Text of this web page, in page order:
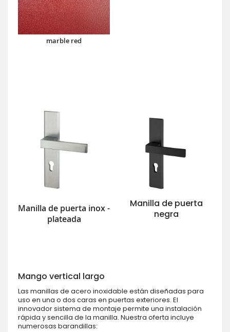
marble red
Manilla de puerta inox -
plateada
Manilla de puerta
negra
Mango vertical largo
Las manillas de acero inoxidable están diseñadas para
uso en una o dos caras en puertas exteriores. El
innovador sistema de montaje permite una instalación
rápida y sencilla de la manilla. Nuestra oferta incluye
numerosas barandillas: